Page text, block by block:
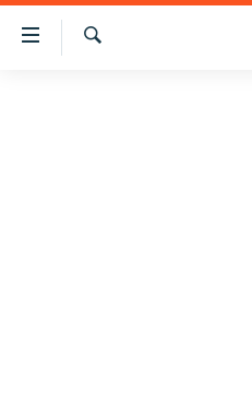
açıqlığı